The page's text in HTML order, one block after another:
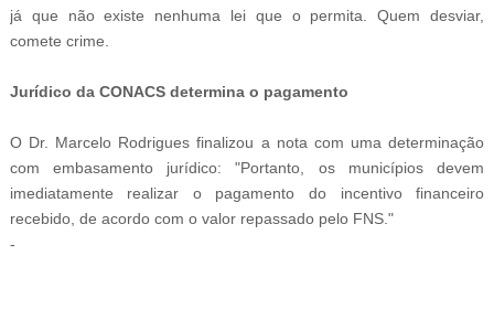
já que não existe nenhuma lei que o permita. Quem desviar,
comete crime.
Jurídico da CONACS determina o pagamento
O Dr. Marcelo Rodrigues finalizou a nota com uma determinação
com embasamento jurídico: "Portanto, os municípios devem
imediatamente realizar o pagamento do incentivo financeiro
recebido, de acordo com o valor repassado pelo FNS."
-